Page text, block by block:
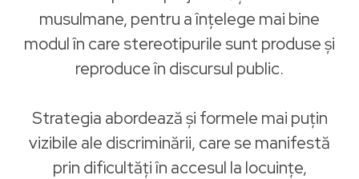
musulmane, pentru a înțelege mai bine
modul în care stereotipurile sunt produse și
reproduce în discursul public.
Strategia abordează și formele mai puțin
vizibile ale discriminării, care se manifestă
prin dificultăți în accesul la locuințe,